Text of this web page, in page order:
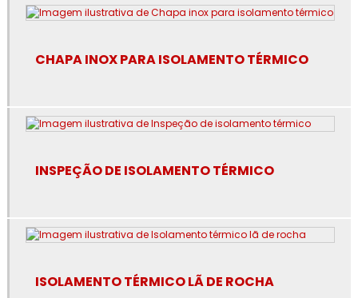
Empresa de revestimento de poliuretano
Empresa de revestimento térmico
Empresa especialista em isolamento térmico industrial
Especialista em isolamento térmico industrial no rj
Espuma de poliuretano para isolamento
CHAPA INOX PARA ISOLAMENTO TÉRMICO
INSPEÇÃO DE ISOLAMENTO TÉRMICO
ISOLAMENTO TÉRMICO LÃ DE ROCHA